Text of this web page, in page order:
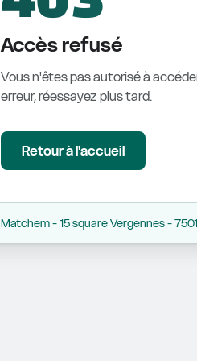
Accès refusé
Vous n'êtes pas autorisé à
erreur, réessayez plus tard.
Retour à l'accueil
Matchem - 15 square Vergennes -